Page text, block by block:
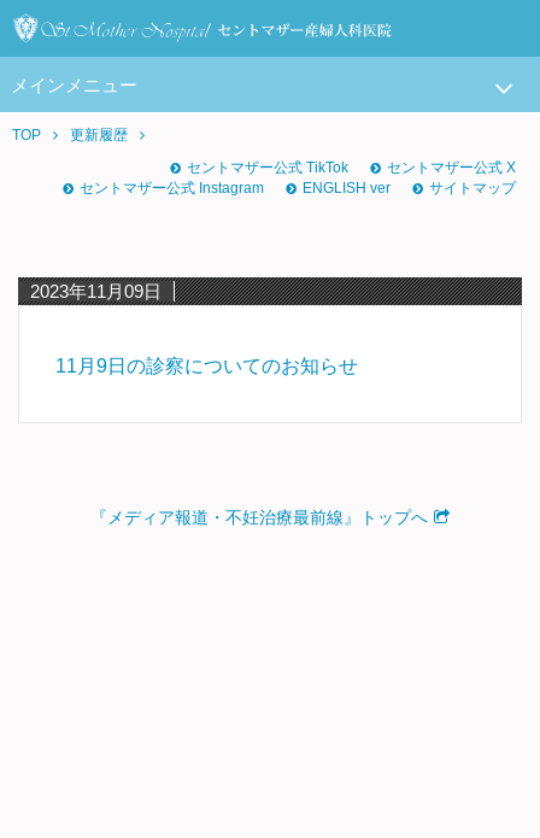
メインメニュー
TOP
更新履歴
セントマザー公式 TikTok
セントマザー公式 X
セントマザー公式 Instagram
ENGLISH ver サイトマップ
2023年11月09日
11月9日の診察についてのお知らせ
『メディア報道・不妊治療最前線』トップへ